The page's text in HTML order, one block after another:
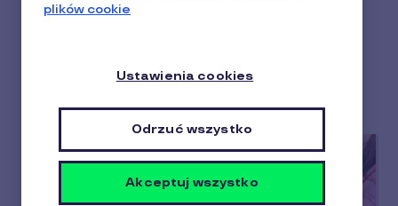
plików cookie
Ustawienia cookies
Odrzuć wszystko
Akceptuj wszystko